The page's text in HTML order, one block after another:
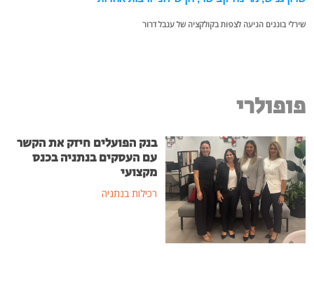
שירלי בוגנים הגיעה לצפות בקולקציה של ענבל דרור
פופולרי
בנק הפועלים חיזק את הקשר
עם העסקים בנתניה בכנס
מקצועי
רכילות בנתניה